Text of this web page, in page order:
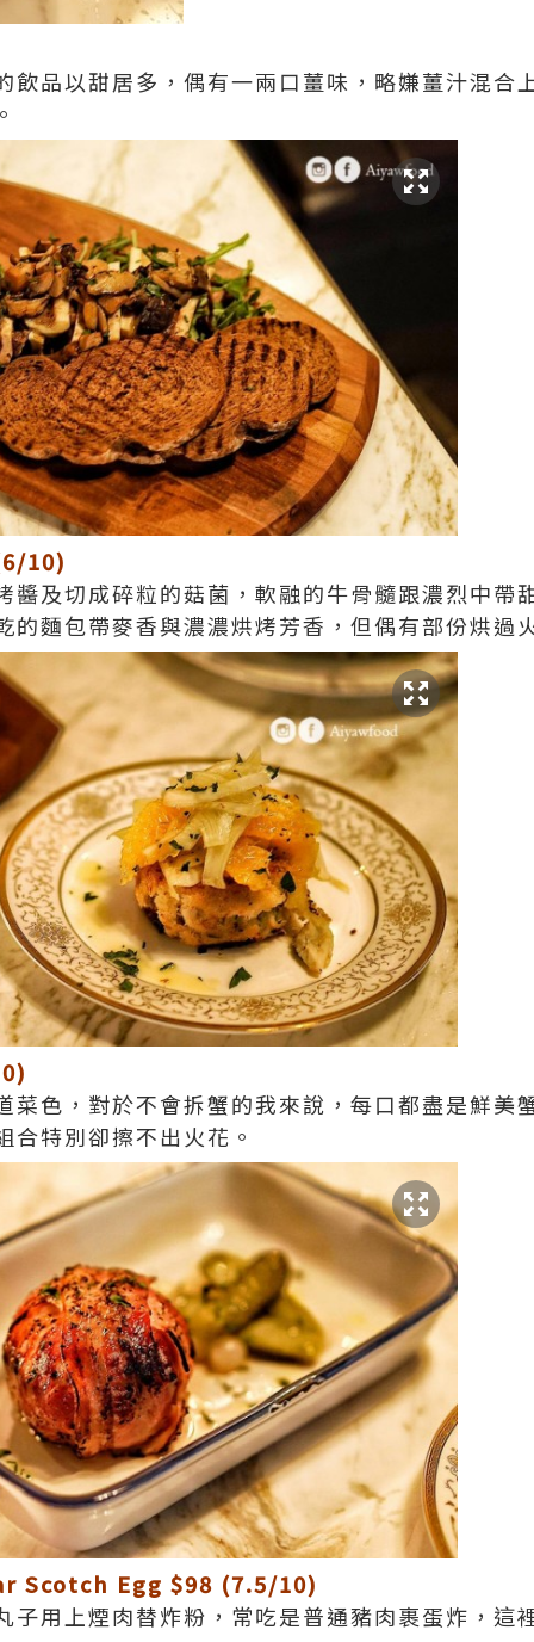
飲品以甜居多，偶有一兩口薑味，略嫌薑汁混合
10)
醬及切成碎粒的菇菌，軟融的牛骨髓跟濃烈中帶
的麵包帶麥香與濃濃烘烤芳香，但偶有部份烘過
菜色，對於不會拆蟹的我來說，每口都盡是鮮美
合特別卻擦不出火花。
Scotch Egg $98 (7.5/10)
子用上煙肉替炸粉，常吃是普通豬肉裹蛋炸，這